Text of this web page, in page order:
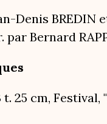
Denis BREDIN
Bernard
t. 25 cm,